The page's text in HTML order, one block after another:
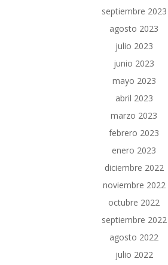
septiembre 2023
agosto 2023
julio 2023
junio 2023
mayo 2023
abril 2023
marzo 2023
febrero 2023
enero 2023
diciembre 2022
noviembre 2022
octubre 2022
septiembre 2022
agosto 2022
julio 2022